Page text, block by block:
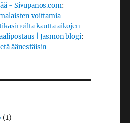
- Sivupanos.com:
voittamia
kautta aikojen
| Jasmon blogi:
äänestäisin
(1)